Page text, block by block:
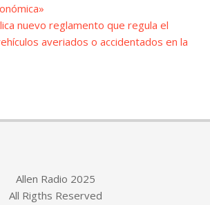
nuevo reglamento que regula el
averiados o accidentados en la
Allen Radio 2025
All Rigths Reserved